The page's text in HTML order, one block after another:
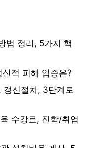
법 정리, 5가지 핵
적 피해 입증은?
갱신절차, 3단계로
수강료, 진학/취업